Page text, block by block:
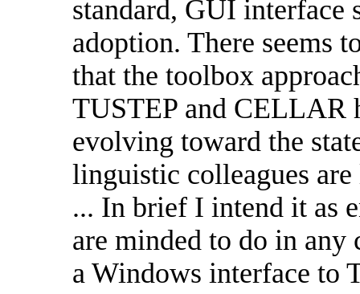
standard, GUI interface
adoption. There seems
that the toolbox
TUSTEP and CELLAR
evolving toward the
linguistic colleagues
... In brief I intend it as
are minded to do in any
a Windows interface to